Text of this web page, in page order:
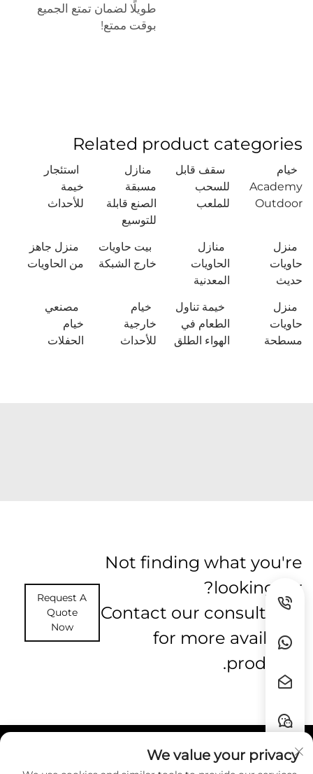
طويلًا لضمان تمتع الجميع
بوقت ممتع!
Related product categories
خيام
Academy
Outdoor
سقف قابل
للسحب
للملعب
منازل
مسبقة
الصنع قابلة
للتوسيع
استئجار
خيمة
للأحداث
منزل
حاويات
حديث
منازل
الحاويات
المعدنية
بيت حاويات
خارج الشبكة
منزل جاهز
من الحاويات
منزل
حاويات
مسطحة
خيمة تناول
الطعام في
الهواء الطلق
خيام
خارجية
للأحداث
مصنعي
خيام
الحفلات
Not finding what you're
looking for?
Contact our consultants
for more available
products.
Request A
Quote
Now
روابط سريعة
We value your privacy